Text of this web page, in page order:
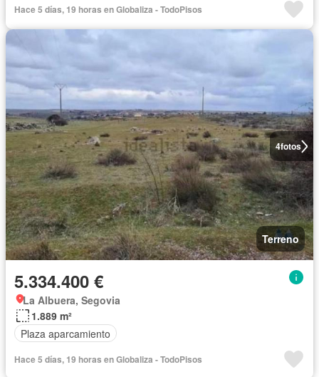
Hace 5 días, 19 horas en Globaliza - TodoPisos
4fotos
Terreno
5.334.400 €
La Albuera, Segovia
1.889 m²
Plaza aparcamiento
Hace 5 días, 19 horas en Globaliza - TodoPisos